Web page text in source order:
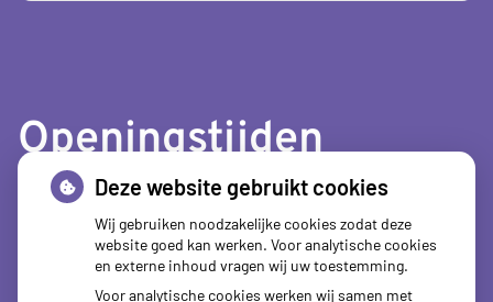
Openingstijden
Maandag: 08.00tot
- 12.30
13.30tot
- 18.00
08.00tot
- 12.30
13.30tot
- 18.00
Deze website gebruikt cookies
Wij gebruiken noodzakelijke cookies zodat deze
website goed kan werken. Voor analytische cookies
en externe inhoud vragen wij uw toestemming.
Voor analytische cookies werken wij samen met